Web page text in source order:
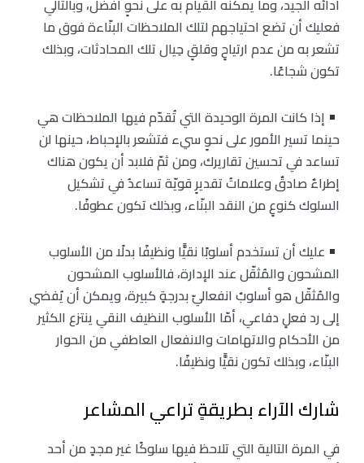
فعليك أن تضع احتياجهم لتلك الملاحظات البنّاءة فوق ما
تشعر به من عدم ارتياحٍ وقلقٍ حِيال تلك المحادثات، وبذلك
تكون شجاعًا.
إذا كانت المرة الوحيدة التي تُقدّم فيها الملاحظات هي
حينما تسير الأمور على نحوٍ سيء فتشعر بالإحباط، حينها لن
تساعد في تحسين تقاريرك، ومن ثمّ فلابد أن يكون هناك
إطراءٌ صادقٌ وعلاماتُ تقديرٍ قويّة تساعدُ في تشكيل
السلوك كنوعٍ من النقد البنّاء، وبذلك تكون عطوفًا.
عليك أن تستخدم أسلوبًا نقيًّا ونظيفًا بدلًا من الأسلوب
المشحون والمُثقّل عند الإدارة، فالأسلوب المشحون
والمُثقّل هو أسلوبٌ انفعاليّ بدرجةٍ كبيرة، ويمكن أن يُفضي
إلى رد فعلٍ دفاعي، أمّا الأسلوب النظيف النقي ينتزع الكثير
من الأحكام والاتهامات والانفعال العاطفي من الحوار
البنّاء، وبذلك تكون نقيًّا ونظيفًا.
شارك الآراء بطريقةٍ تراعي المشاعر
في المرة التالية التي تلاحظ فيها سلوكًا غير مجدٍ من أحد